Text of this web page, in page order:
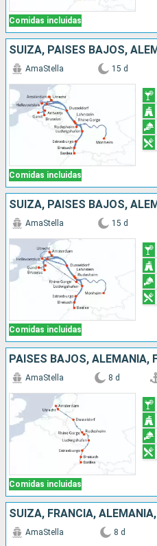
Comidas incluidas
Comidas incluidas
AmaStella 15 d
Comidas incluidas
AmaStella 15 d
Comidas incluidas
AmaStella 8 d
AmaStella 8 d